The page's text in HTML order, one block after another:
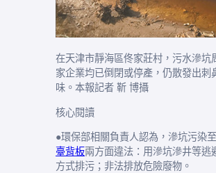
在天津市靜海區佟家莊村，污水滲坑
家企業均已倒閉或停產，仍散發出刺
味。本報記者 靳 博攝
核心閱讀
●環保部相關負責人認為，滲坑污染
臺背板兩方面違法：用滲坑滲井等逃
方式排污；非法排放危險廢物。